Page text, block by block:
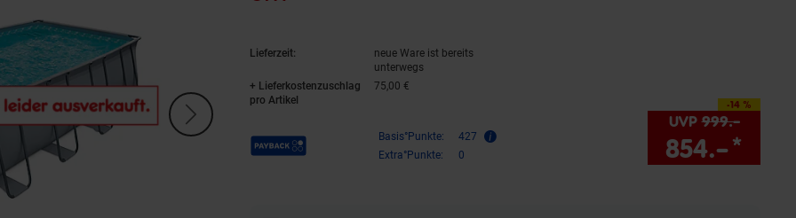
Lieferzeit:
neue Ware ist bereits
unterwegs
+ Lieferkostenzuschlag
pro Artikel
75,00 €
Payback Punkte Basis°Punkte:
427
Extra°Punkte:
0
-14 %
Sie Sparen 14 Prozent,
UVP999.–UVP :
854.–*